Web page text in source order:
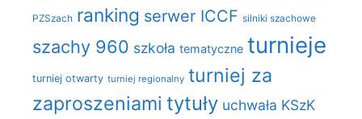
PZSzach ranking serwer ICCF silniki szachowe
szachy 960 szkoła tematyczne turnieje
turniej otwarty turniej regionalny turniej za
zaproszeniami tytuły uchwała KSzK